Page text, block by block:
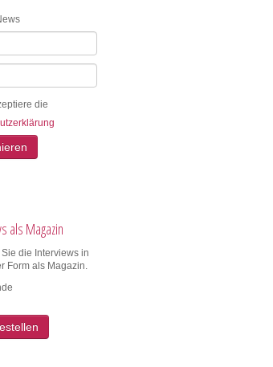
die
als Magazin
die Interviews in
Form als Magazin.